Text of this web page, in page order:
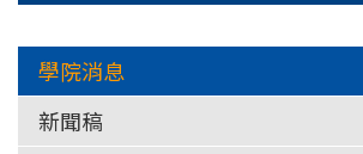
學院消息
新聞稿